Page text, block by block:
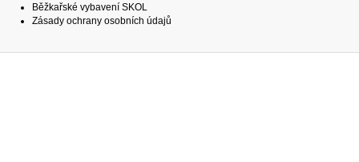
Běžkařské vybavení SKOL
Zásady ochrany osobních údajů